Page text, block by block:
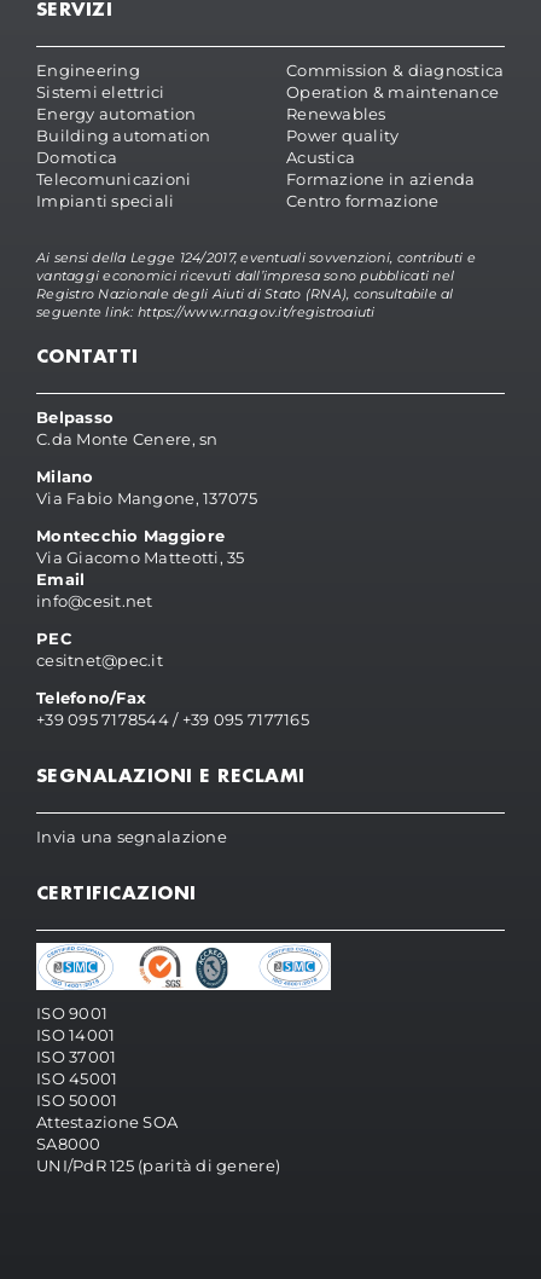
SERVIZI
Engineering
Sistemi elettrici
Energy automation
Building automation
Domotica
Telecomunicazioni
Impianti speciali
Commission & diagnostica
Operation & maintenance
Renewables
Power quality
Acustica
Formazione in azienda
Centro formazione
Ai sensi della Legge 124/2017, eventuali sovvenzioni, contributi e
vantaggi economici ricevuti dall’impresa sono pubblicati nel
Registro Nazionale degli Aiuti di Stato (RNA), consultabile al
seguente link:https://www.rna.gov.it/registroaiuti
CONTATTI
Belpasso
C.da Monte Cenere, sn
Milano
Via Fabio Mangone, 137075
Montecchio Maggiore
Via Giacomo Matteotti, 35
Email
info@cesit.net
PEC
cesitnet@pec.it
Telefono/Fax
+39 095 7178544/ +39 095 7177165
SEGNALAZIONI E RECLAMI
Invia una segnalazione
CERTIFICAZIONI
ISO 9001
ISO 14001
ISO 37001
ISO 45001
ISO 50001
Attestazione SOA
SA8000
UNI/PdR 125 (parità di genere)